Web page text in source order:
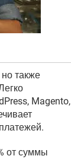
также
Magento,
от суммы